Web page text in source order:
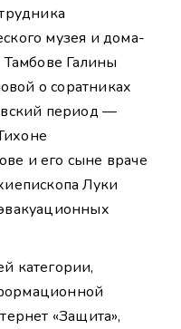
музея и дома-
Тамбове Галины
о соратниках
период —
и его сыне враче
Луки
категории,
«Защита»,